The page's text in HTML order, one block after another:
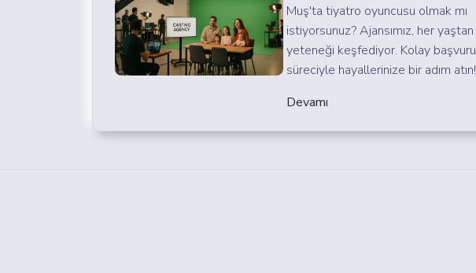
Muş'ta tiyatro oyuncusu olmak mı
istiyorsunuz? Ajansımız, her yaştan
yeteneği keşfediyor. Kolay başvuru
süreciyle hayallerinize bir adım atın!
Devamı